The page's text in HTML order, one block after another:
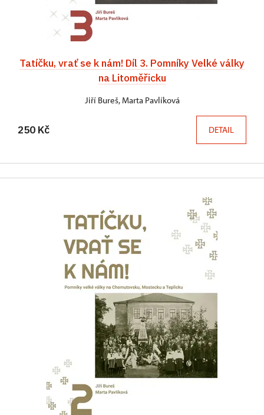
Tatíčku, vrať se k nám! Díl 3. Pomníky Velké války
na Litoměřicku
Jiří Bureš, Marta Pavlíková
250 Kč DETAIL